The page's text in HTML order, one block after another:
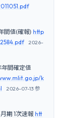
間値(確報) http
2026-
間確定値
k
2026-07-13 参
期 1次速報 htt